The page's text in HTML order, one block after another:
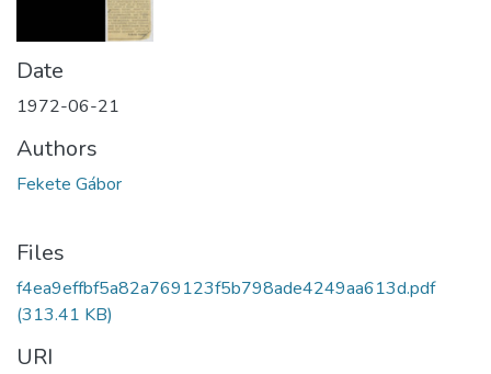
Date
1972-06-21
Authors
Fekete Gábor
Files
f4ea9effbf5a82a769123f5b798ade4249aa613d.pdf
(313.41 KB)
URI